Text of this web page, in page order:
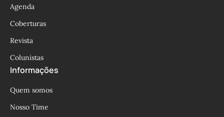
Agenda
Coberturas
Revista
Colunistas
Informações
Quem somos
Nosso Time